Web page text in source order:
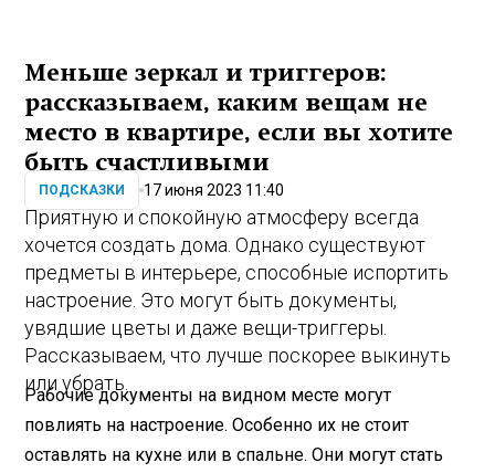
Меньше зеркал и триггеров:
рассказываем, каким вещам не
место в квартире, если вы хотите
быть счастливыми
ПОДСКАЗКИ 17 июня 2023 11:40
Приятную и спокойную атмосферу всегда
хочется создать дома. Однако существуют
предметы в интерьере, способные испортить
настроение. Это могут быть документы,
увядшие цветы и даже вещи-триггеры.
Рассказываем, что лучше поскорее выкинуть
или убрать.
Рабочие документы на видном месте могут
повлиять на настроение. Особенно их не стоит
оставлять на кухне или в спальне. Они могут стать